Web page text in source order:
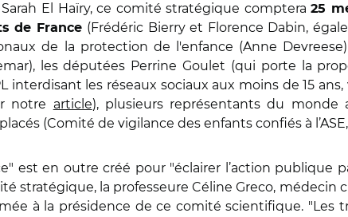
El Haïry, ce comité stratégique comptera25
de France (Frédéric Bierry et Florence Dabin,
de la protection de l'enfance (Anne
les députées Perrine Goulet (qui porte la
interdisant les réseaux sociaux aux moins de 15
notre article), plusieurs représentants du monde
(Comité de vigilance des enfants confiés à
est en outre créé pour "éclairer l’action publique
stratégique, la professeure Céline Greco, médecin
à la présidence de ce comité scientifique. "Les